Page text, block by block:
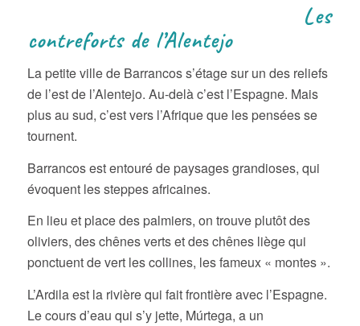
Les
contreforts de l’Alentejo
La petite ville de Barrancos s’étage sur un des reliefs
de l’est de l’Alentejo. Au-delà c’est l’Espagne. Mais
plus au sud, c’est vers l’Afrique que les pensées se
tournent.
Barrancos est entouré de paysages grandioses, qui
évoquent les steppes africaines.
En lieu et place des palmiers, on trouve plutôt des
oliviers, des chênes verts et des chênes liège qui
ponctuent de vert les collines, les fameux « montes ».
L’Ardila est la rivière qui fait frontière avec l’Espagne.
Le cours d’eau qui s’y jette, Múrtega, a un